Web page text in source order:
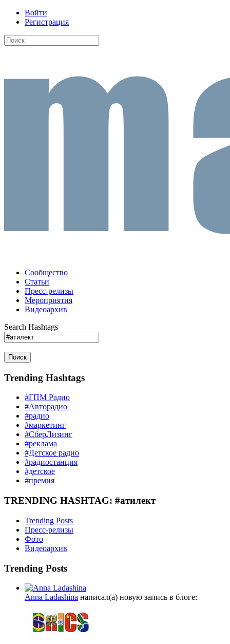
Войти
Регистрация
Сообщество
Статьи
Пресс-релизы
Мероприятия
Видеоархив
Search Hashtags
Поиск
Trending Hashtags
#ГПМ Радио
#Авторадио
#радио
#маркетинг
#СберЛизинг
#реклама
#Детское радио
#радиостанция
#детское
#премия
TRENDING HASHTAG: #атилект
Trending Posts
Пресс-релизы
Фото
Видеоархив
Trending Posts
Anna Ladashina написал(а) новую запись в блоге: